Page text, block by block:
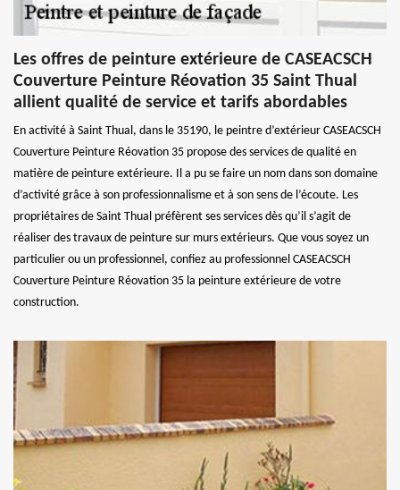
Les offres de peinture extérieure de CASEACSCH
Couverture Peinture Réovation 35 Saint Thual
allient qualité de service et tarifs abordables
En activité à Saint Thual, dans le 35190, le peintre d’extérieur CASEACSCH
Couverture Peinture Réovation 35 propose des services de qualité en
matière de peinture extérieure. Il a pu se faire un nom dans son domaine
d’activité grâce à son professionnalisme et à son sens de l’écoute. Les
propriétaires de Saint Thual préfèrent ses services dès qu’il s’agit de
réaliser des travaux de peinture sur murs extérieurs. Que vous soyez un
particulier ou un professionnel, confiez au professionnel CASEACSCH
Couverture Peinture Réovation 35 la peinture extérieure de votre
construction.